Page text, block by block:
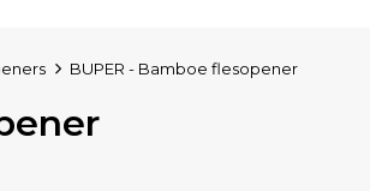
BUPER - Bamboe flesopener